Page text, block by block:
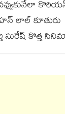
కూతురు
సురేష్‌‌‌‌ కొత్త